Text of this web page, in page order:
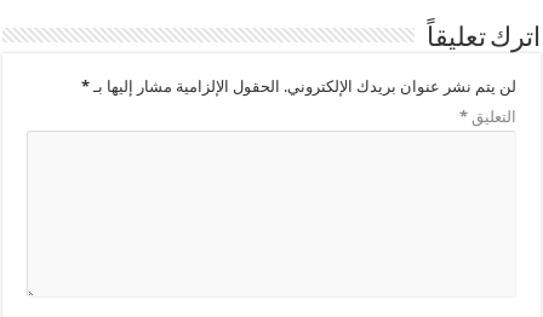
اترك تعليقاً
لن يتم نشر عنوان بريدك الإلكتروني. الحقول الإلزامية مشار إليها بـ*
التعليق*